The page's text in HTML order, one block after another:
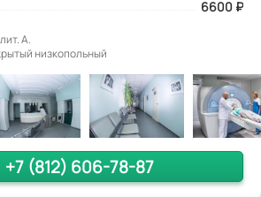
6600 ₽
А.
низкопольный
+7 (812) 606-78-87